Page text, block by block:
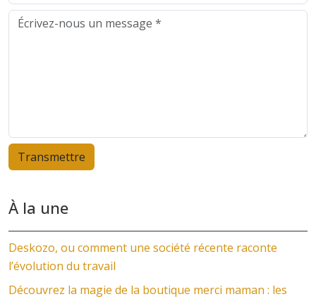
À la une
Deskozo, ou comment une société récente raconte
l’évolution du travail
Découvrez la magie de la boutique merci maman : les